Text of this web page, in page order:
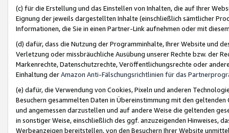
(c) für die Erstellung und das Einstellen von Inhalten, die auf Ihrer
Eignung der jeweils dargestellten Inhalte (einschließlich sämtlicher
Informationen, die Sie in einen Partner-Link aufnehmen oder mit
(d) dafür, dass die Nutzung der Programminhalte, Ihrer Website und
Verletzung oder missbräuchliche Ausübung unserer Rechte bzw. der
Markenrechte, Datenschutzrechte, Veröffentlichungsrechte oder
Einhaltung derAmazon Anti-Fälschungsrichtlinien für das
(e) dafür, die Verwendung von Cookies, Pixeln und anderen
Besuchern gesammelten Daten in Übereinstimmung mit den
und angemessen darzustellen und auf andere Weise die geltenden
in sonstiger Weise, einschließlich des ggf. anzuzeigenden Hinweises,
Werbeanzeigen bereitstellen, von den Besuchern Ihrer Website